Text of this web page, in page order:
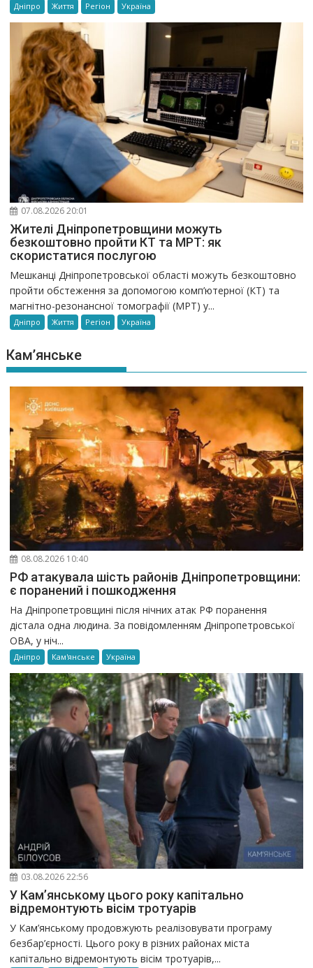
Дніпро Життя Регіон Україна
07.08.2026 20:01
Жителі Дніпропетровщини можуть
безкоштовно пройти КТ та МРТ: як
скористатися послугою
Мешканці Дніпропетровської області можуть безкоштовно
пройти обстеження за допомогою комп’ютерної (КТ) та
магнітно-резонансної томографії (МРТ) у...
Дніпро Життя Регіон Україна
Кам’янське
08.08.2026 10:40
РФ атакувала шість районів Дніпропетровщини:
є поранений і пошкодження
На Дніпропетровщині після нічних атак РФ поранення
дістала одна людина. За повідомленням Дніпропетровської
ОВА, у ніч...
Дніпро Кам'янське Україна
03.08.2026 22:56
У Кам’янському цього року капітально
відремонтують вісім тротуарів
У Кам’янському продовжують реалізовувати програму
безбар’єрності. Цього року в різних районах міста
капітально відремонтують вісім тротуарів,...